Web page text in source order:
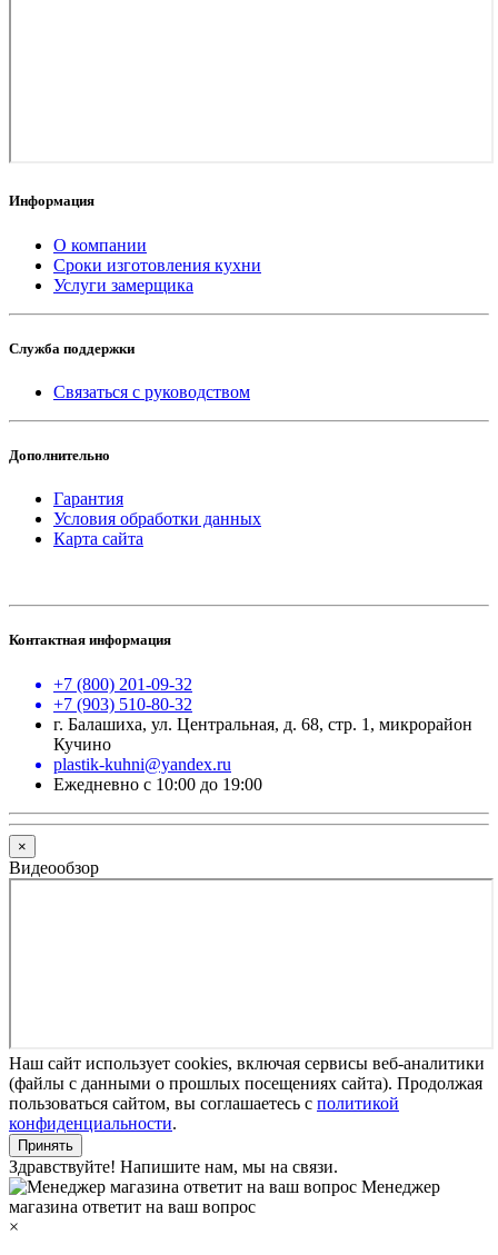
Информация
О компании
Сроки изготовления кухни
Услуги замерщика
Служба поддержки
Связаться с руководством
Дополнительно
Гарантия
Условия обработки данных
Карта сайта
Контактная информация
+7 (800) 201-09-32
+7 (903) 510-80-32
г. Балашиха, ул. Центральная, д. 68, стр. 1, микрорайон
Кучино
plastik-kuhni@yandex.ru
Ежедневно с 10:00 до 19:00
×
Видеообзор
Наш сайт использует cookies, включая сервисы веб-аналитики
(файлы с данными о прошлых посещениях сайта). Продолжая
пользоваться сайтом, вы соглашаетесь с политикой
конфиденциальности.
Принять
Здравствуйте! Напишите нам, мы на связи.
Менеджер
магазина ответит на ваш вопрос
×